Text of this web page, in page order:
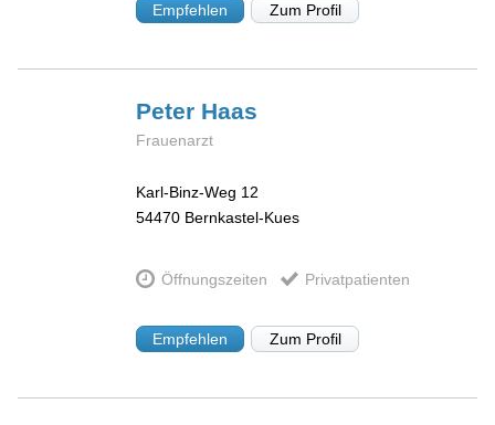
Empfehlen Zum Profil
Peter Haas
Frauenarzt
Karl-Binz-Weg 12
54470 Bernkastel-Kues
Öffnungszeiten Privatpatienten
Empfehlen Zum Profil